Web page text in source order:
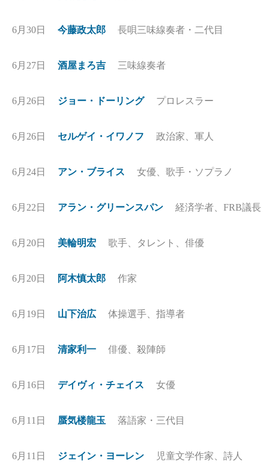
6月30日 今藤政太郎 長唄三味線奏者・二代目
6月27日 酒屋まろ吉 三味線奏者
6月26日 ジョー・ドーリング プロレスラー
6月26日 セルゲイ・イワノフ 政治家、軍人
6月24日 アン・ブライス 女優、歌手・ソプラノ
6月22日 アラン・グリーンスパン 経済学者、FRB議長
6月20日 美輪明宏 歌手、タレント、俳優
6月20日 阿木慎太郎 作家
6月19日 山下治広 体操選手、指導者
6月17日 清家利一 俳優、殺陣師
6月16日 デイヴィ・チェイス 女優
6月11日 蜃気楼龍玉 落語家・三代目
6月11日 ジェイン・ヨーレン 児童文学作家、詩人